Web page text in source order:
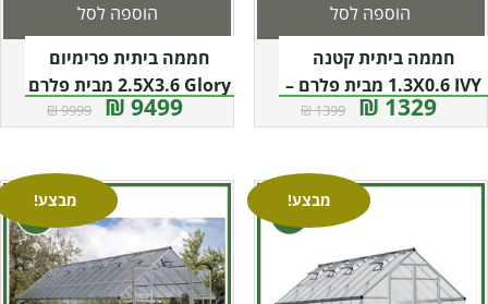
חממה ביתית קטנה
1.3X0.6 IVY מבית פלרם –
קנופיה1329 ₪
1399 ₪
הוספה לסל
חממה ביתית פרימיום
2.5X3.6 Glory מבית פלרם
– Canopia
9499 ₪
9999 ₪
הוספה לסל
מבצע! מבצע!